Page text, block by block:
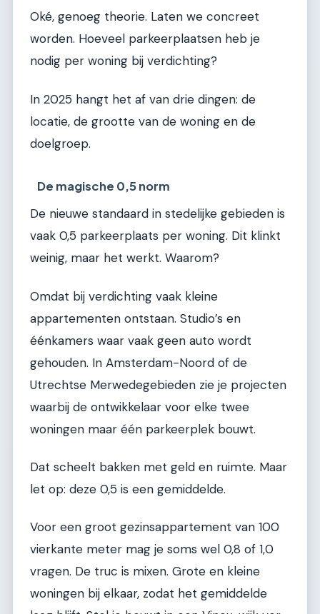
Oké, genoeg theorie. Laten we concreet
worden. Hoeveel parkeerplaatsen heb je
nodig per woning bij verdichting?
In 2025 hangt het af van drie dingen: de
locatie, de grootte van de woning en de
doelgroep.
De magische 0,5 norm
De nieuwe standaard in stedelijke gebieden is
vaak 0,5 parkeerplaats per woning. Dit klinkt
weinig, maar het werkt. Waarom?
Omdat bij verdichting vaak kleine
appartementen ontstaan. Studio’s en
éénkamers waar vaak geen auto wordt
gehouden. In Amsterdam-Noord of de
Utrechtse Merwedegebieden zie je projecten
waarbij de ontwikkelaar voor elke twee
woningen maar één parkeerplek bouwt.
Dat scheelt bakken met geld en ruimte. Maar
let op: deze 0,5 is een gemiddelde.
Voor een groot gezinsappartement van 100
vierkante meter mag je soms wel 0,8 of 1,0
vragen. De truc is mixen. Grote en kleine
woningen bij elkaar, zodat het gemiddelde